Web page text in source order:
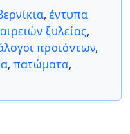
, έντυπα
ξυλείας,
προϊόντων,
, πατώματα,